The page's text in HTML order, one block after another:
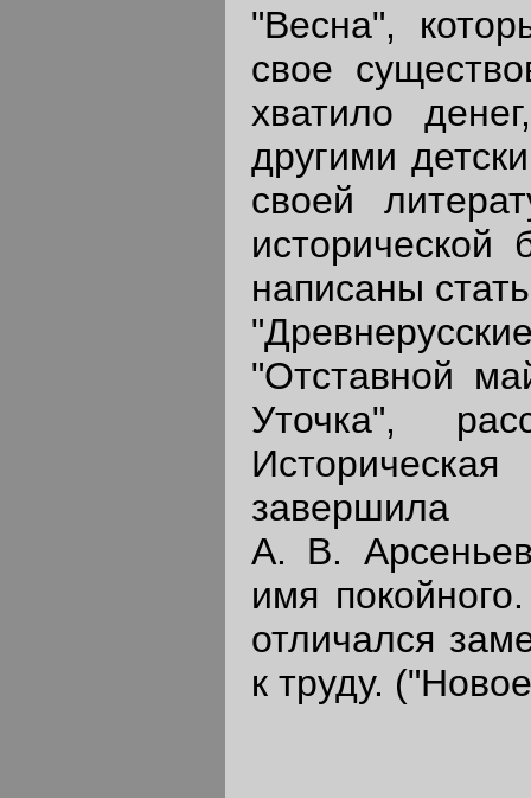
"Весна",
свое
хватило
другими
своей
исторической
написаны
"Отставной
Уточка",
завершила
А. В.
имя
отличался
к труду.